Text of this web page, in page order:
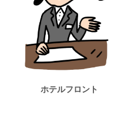
ホテルフロント